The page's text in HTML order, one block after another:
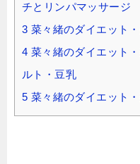
チとリンパマッサージ
3 菜々緒のダイエット
4 菜々緒のダイエット
ルト・豆乳
5 菜々緒のダイエット